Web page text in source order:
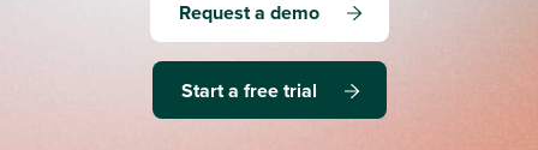
Request a demo
Start a free trial